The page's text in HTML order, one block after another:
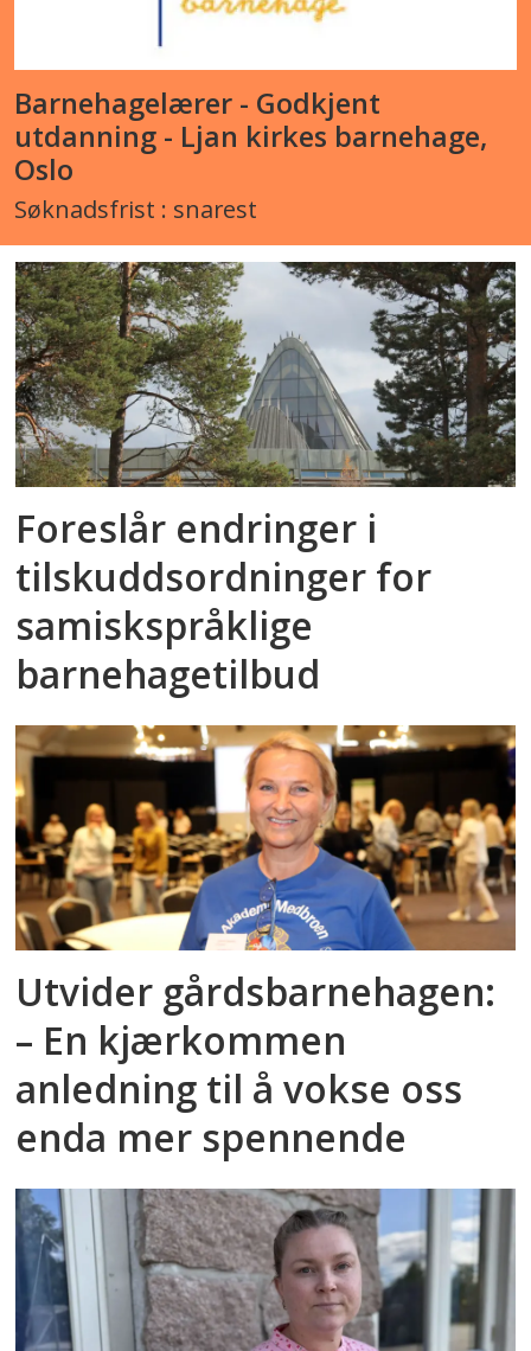
Barnehagelærer - Godkjent
utdanning - Ljan kirkes barnehage,
Oslo
Søknadsfrist : snarest
Foreslår endringer i
tilskuddsordninger for
samiskspråklige
barnehagetilbud
Utvider gårdsbarnehagen:
– En kjærkommen
anledning til å vokse oss
enda mer spennende